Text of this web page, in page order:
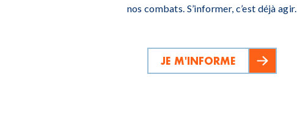
nos combats. S’informer, c’est déjà agir.
JE M'INFORME